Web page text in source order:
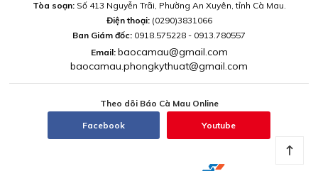
Tòa soạn:Số 413 Nguyễn Trãi, Phường An Xuyên, tỉnh Cà Mau.
Điện thoại: (0290)3831066
Ban Giám đốc: 0918.575228 - 0913.780557
Email: baocamau@gmail.com
baocamau.phongkythuat@gmail.com
Theo dõi Báo Cà Mau Online
Facebook Youtube